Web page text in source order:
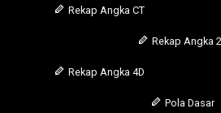
Rekap Angka CT
Rekap Angka
Rekap Angka 4D
Pola Dasar